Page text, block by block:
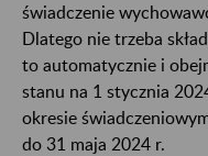
świadczenie
Dlatego nie trzeba
to automatycznie i
stanu na 1 stycznia
okresie
do 31 maja 2024 r.